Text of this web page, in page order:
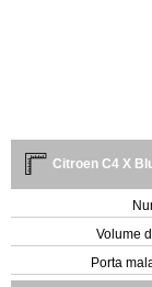
Citroen C4 X
Volume
Porta